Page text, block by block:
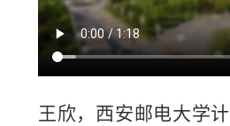
王欣，西安邮电大学